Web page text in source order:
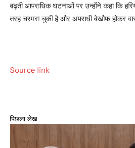
बढ़ती आपराधिक घटनाओं पर उन्होंने कहा कि
तरह चरमरा चुकी है और अपराधी बेखौफ होकर
Source link
पिछला लेख